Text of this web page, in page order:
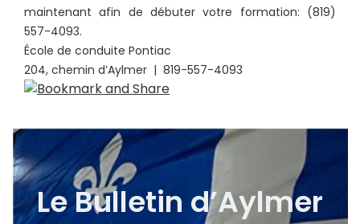
maintenant afin de débuter votre formation: (819)
557-4093.
École de conduite Pontiac
204, chemin d’Aylmer | 819-557-4093
Le Bulletin d’Aylmer